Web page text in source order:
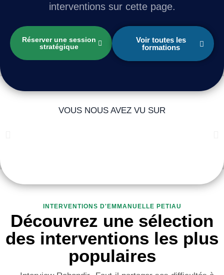
interventions sur cette page.
Réserver une session
stratégique
Voir toutes les
formations
VOUS NOUS AVEZ VU SUR
INTERVENTIONS D'EMMANUELLE PETIAU
Découvrez une sélection
des interventions les plus
populaires